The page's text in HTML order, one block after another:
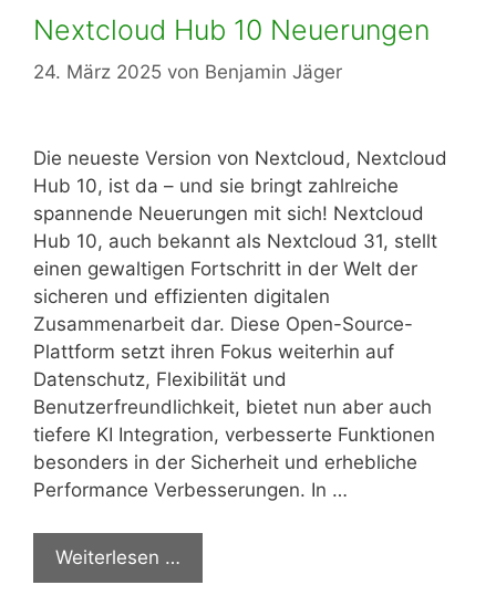
Nextcloud Hub 10 Neuerungen
24. März 2025 von Benjamin Jäger
Die neueste Version von Nextcloud, Nextcloud
Hub 10, ist da – und sie bringt zahlreiche
spannende Neuerungen mit sich! Nextcloud
Hub 10, auch bekannt als Nextcloud 31, stellt
einen gewaltigen Fortschritt in der Welt der
sicheren und effizienten digitalen
Zusammenarbeit dar. Diese Open-Source-
Plattform setzt ihren Fokus weiterhin auf
Datenschutz, Flexibilität und
Benutzerfreundlichkeit, bietet nun aber auch
tiefere KI Integration, verbesserte Funktionen
besonders in der Sicherheit und erhebliche
Performance Verbesserungen. In …
Weiterlesen …